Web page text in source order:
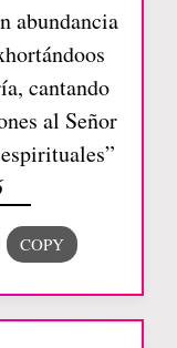
abundancia
cantando
al Señor